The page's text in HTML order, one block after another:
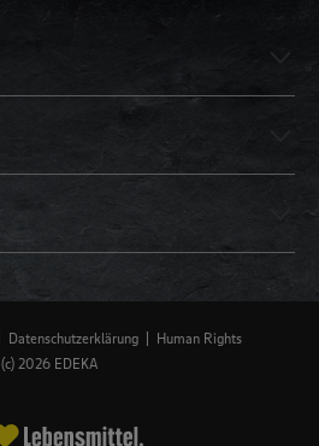
Datenschutzerklärung
Human Rights
(c) 2026 EDEKA